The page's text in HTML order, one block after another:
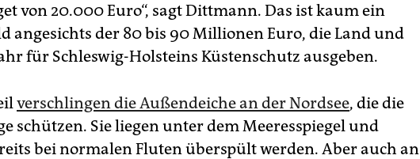
von 20.000 Euro“, sagt Dittmann. Das ist kaum ein
angesichts der 80 bis 90 Millionen Euro, die Land und
für Schleswig-Holsteins Küstenschutz ausgeben.
verschlingen die Außendeiche an der Nordsee, die die
schützen. Sie liegen unter dem Meeresspiegel und
bei normalen Fluten überspült werden. Aber auch an